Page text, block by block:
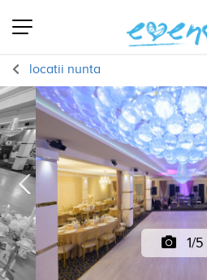
locatii nunta
1/5